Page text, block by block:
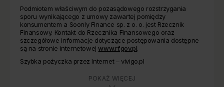
Podmiotem właściwym do pozasądowego rozstrzygania
sporu wynikającego z umowy zawartej pomiędzy
konsumentem a Soonly Finance sp. z o. o. jest Rzecznik
Finansowy. Kontakt do Rzecznika Finansowego oraz
szczegółowe informacje dotyczące postępowania dostępne
są na stronie internetowejwww.rf.gov.pl.
Szybka pożyczka przez Internet – vivigo.pl
POKAŻ WIĘCEJ